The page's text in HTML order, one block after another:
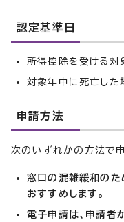
認定基準日
所得控除を受ける
対象年中に死亡した
申請方法
次のいずれかの方法で申
窓口の混雑緩和のた
おすすめします。
電子申請は、申請者